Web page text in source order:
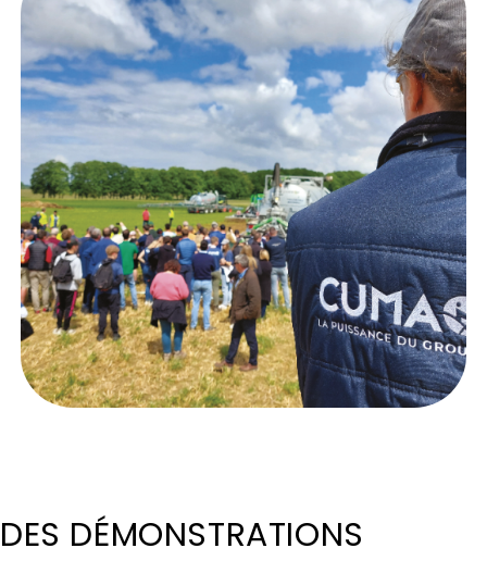
DES DÉMONSTRATIONS